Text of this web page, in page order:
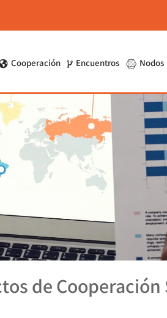
Cooperación Encuentros Nodos
de Cooperación